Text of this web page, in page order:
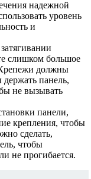
надежной
уровень
и
слишком большое
должны
панель,
не вызывать
панели,
крепления, чтобы
сделать,
чтобы
не прогибается.